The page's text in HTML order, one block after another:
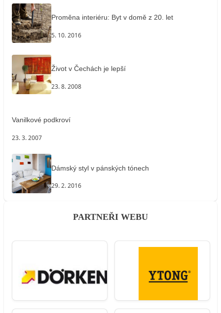
Proměna interiéru: Byt v domě z 20. let
5. 10. 2016
Život v Čechách je lepší
23. 8. 2008
Vanilkové podkroví
23. 3. 2007
Dámský styl v pánských tónech
29. 2. 2016
PARTNEŘI WEBU